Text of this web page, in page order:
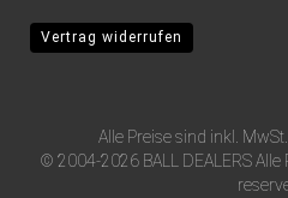
Vertrag widerrufen
Alle Preise sind inkl.
© 2004-2026 BALL DEALERS